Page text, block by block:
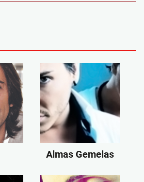
Almas Gemelas